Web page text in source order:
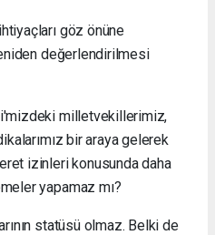
göz önüne
değerlendirilmesi
milletvekillerimiz,
bir araya gelerek
izinleri konusunda daha
yapamaz mı?
statüsü olmaz. Belki de